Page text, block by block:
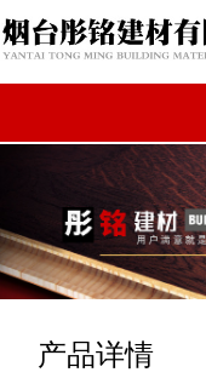
产品详情